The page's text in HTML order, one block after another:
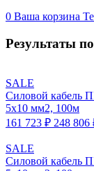
0 Ваша корзина
Результаты
SALE
Силовой кабель
5x10 мм2, 100м
161 723 ₽ 248 806
SALE
Силовой кабель